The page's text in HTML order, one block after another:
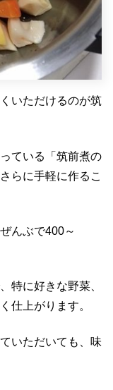
いただけるのが筑
ている「筑前煮の
らに手軽に作るこ
んぶで400～
特に好きな野菜、
仕上がります。
いただいても、味